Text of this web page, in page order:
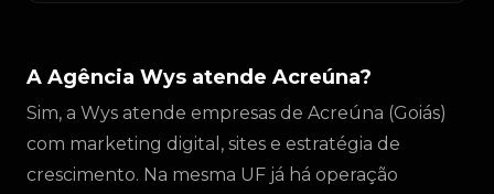
A Agência Wys atende Acreúna?
Sim, a Wys atende empresas de Acreúna (Goiás)
com marketing digital, sites e estratégia de
crescimento. Na mesma UF já há operação